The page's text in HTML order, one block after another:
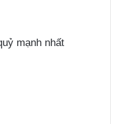
mạnh nhất